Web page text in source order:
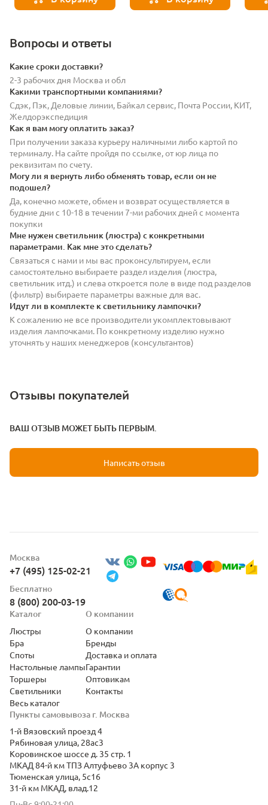
Вопросы и ответы
Какие сроки доставки?
2-3 рабочих дня Москва и обл
Какими транспортными компаниями?
Сдэк, Пэк, Деловые линии, Байкал сервис, Почта России, КИТ,
Желдорэкспедиция
Как я вам могу оплатить заказ?
При получении заказа курьеру наличными либо картой по
терминалу. На сайте пройдя по ссылке, от юр лица по
реквизитам по счету.
Могу ли я вернуть либо обменять товар, если он не
подошел?
Да, конечно можете, обмен и возврат осуществляется в
будние дни с 10-18 в течении 7-ми рабочих дней с момента
покупки
Мне нужен светильник (люстра) с конкретными
параметрами. Как мне это сделать?
Связаться с нами и мы вас проконсультируем, если
самостоятельно выбираете раздел изделия (люстра,
светильник итд.) и слева откроется поле в виде под разделов
(фильтр) выбираете параметры важные для вас.
Идут ли в комплекте к светильнику лампочки?
К сожалению не все производители укомплектовывают
изделия лампочками. По конкретному изделию нужно
уточнять у наших менеджеров (консультантов)
Отзывы покупателей
ВАШ ОТЗЫВ МОЖЕТ БЫТЬ ПЕРВЫМ.
Написать отзыв
Москва
+7 (495) 125-02-21
Бесплатно
8 (800) 200-03-19
Пункты самовывоза г. Москва
1-й Вязовский проезд 4
Рябиновая улица, 28ас3
Коровинское шоссе д. 35 стр. 1
МКАД 84-й км ТПЗ Алтуфьево 3А корпус 3
Тюменская улица, 5с16
31-й км МКАД, влад.12
Каталог
Люстры
Бра
Споты
Настольные лампы
Торшеры
Светильники
Весь каталог
О компании
О компании
Бренды
Доставка и оплата
Гарантии
Оптовикам
Контакты